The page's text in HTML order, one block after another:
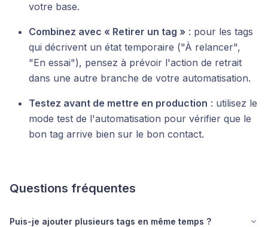
votre base.
Combinez avec « Retirer un tag » : pour les tags
qui décrivent un état temporaire ("À relancer",
"En essai"), pensez à prévoir l'action de retrait
dans une autre branche de votre automatisation.
Testez avant de mettre en production : utilisez le
mode test de l'automatisation pour vérifier que le
bon tag arrive bien sur le bon contact.
Questions fréquentes
Puis-je ajouter plusieurs tags en même temps ?